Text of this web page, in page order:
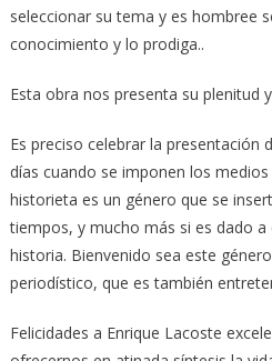
seleccionar su tema y es hombree
conocimiento y lo prodiga..
Esta obra nos presenta su plenitud
Es preciso celebrar la presentación
días cuando se imponen los
historieta es un género que se
tiempos, y mucho más si es dado
historia. Bienvenido sea este
periodístico, que es también
Felicidades a Enrique Lacoste